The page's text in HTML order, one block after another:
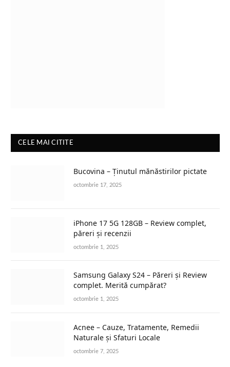
CELE MAI CITITE
Bucovina – Ținutul mănăstirilor pictate
octombrie 17, 2025
iPhone 17 5G 128GB – Review complet,
păreri și recenzii
octombrie 1, 2025
Samsung Galaxy S24 – Păreri și Review
complet. Merită cumpărat?
octombrie 1, 2025
Acnee – Cauze, Tratamente, Remedii
Naturale și Sfaturi Locale
octombrie 7, 2025